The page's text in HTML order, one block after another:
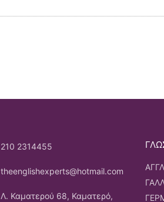
210 2314455
theenglishexperts@hotmail.com
Λ. Καματερού 68, Καματερό,